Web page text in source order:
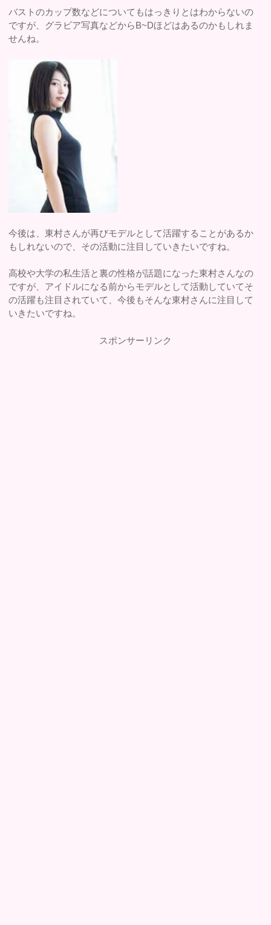
バストのカップ数などについてもはっきりとはわからないの
ですが、グラビア写真などからB~Dほどはあるのかもしれま
せんね。
今後は、東村さんが再びモデルとして活躍することがあるか
もしれないので、その活動に注目していきたいですね。
高校や大学の私生活と裏の性格が話題になった東村さんなの
ですが、アイドルになる前からモデルとして活動していてそ
の活躍も注目されていて、今後もそんな東村さんに注目して
いきたいですね。
スポンサーリンク